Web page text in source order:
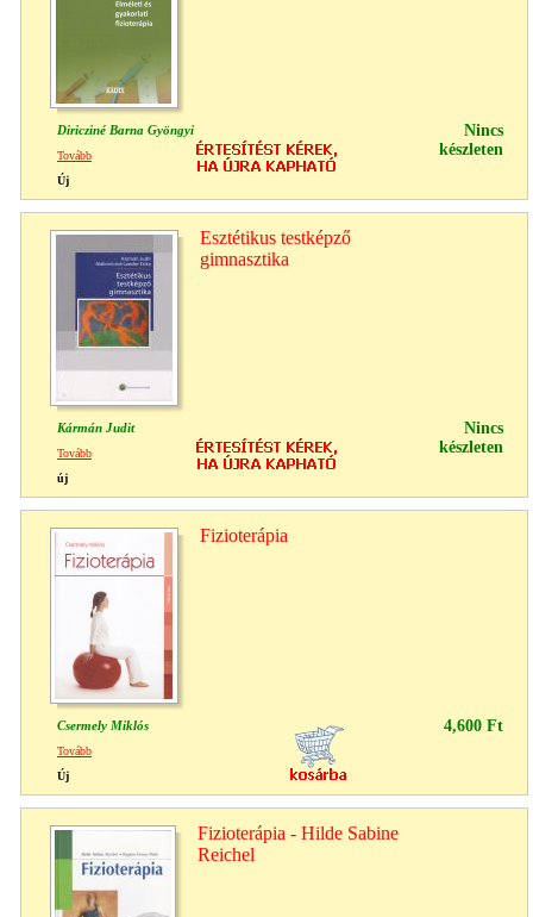
Diricziné Barna Gyöngyi
Nincs
készleten
Tovább
Új
Esztétikus testképző
gimnasztika
Kármán Judit
Nincs
készleten
Tovább
új
Fizioterápia
Csermely Miklós 4,600 Ft
Tovább
Új
Fizioterápia - Hilde Sabine
Reichel